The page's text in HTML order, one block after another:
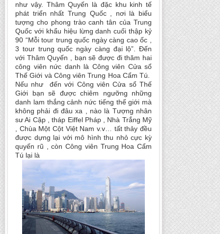
như vậy. Thâm Quyến là đặc khu kinh tế
phát triển nhất Trung Quốc , nơi là biểu
tượng cho phong trào canh tân của Trung
Quốc với khẩu hiệu lừng danh cuối thập kỷ
90 “Mỗi tour trung quốc ngày càng cao ốc ,
3 tour trung quốc ngày càng đại lộ”. Đến
với Thâm Quyến , bạn sẽ được đi thăm hai
công viên nức danh là Công viên Cửa sổ
Thế Giới và Công viên Trung Hoa Cẩm Tú.
Nếu như đến với Công viên Cửa sổ Thế
Giới bạn sẽ được chiêm ngưỡng những
danh lam thắng cảnh nức tiếng thế giới mà
không phải đi đâu xa , nào là Tượng nhân
sư Ai Cập , tháp Eiffel Pháp , Nhà Trắng Mỹ
, Chùa Một Cột Việt Nam v.v… tất thảy đều
được dựng lại với mô hình thu nhỏ cực kỳ
quyến rũ , còn Công viên Trung Hoa Cẩm
Tú lại là